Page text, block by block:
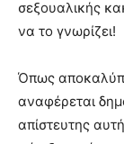
σεξουαλικής
να το γνωρίζει!
Όπως
αναφέρεται
απίστευτης